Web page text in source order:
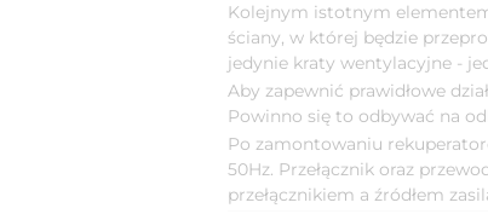
Kolejnym istotnym
ściany, w której będzie
jedynie kraty wentylacyjne -
Aby zapewnić prawidłowe
Powinno się to odbywać na
Po zamontowaniu
50Hz. Przełącznik oraz
przełącznikiem a źródłem